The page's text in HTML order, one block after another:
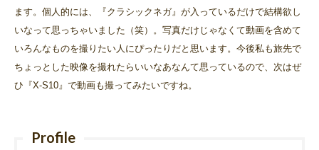
ます。個人的には、『クラシックネガ』が入っているだけで結構欲し
いなって思っちゃいました（笑）。写真だけじゃなくて動画を含めて
いろんなものを撮りたい人にぴったりだと思います。今後私も旅先で
ちょっとした映像を撮れたらいいなあなんて思っているので、次はぜ
ひ『X-S10』で動画も撮ってみたいですね。
Profile